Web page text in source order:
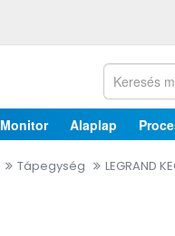
Monitor Alaplap
Tápegység LEGRAND